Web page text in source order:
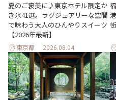
夏のご褒美に♪東京ホテル限定か
き氷41選。ラグジュアリーな空間
で味わう大人のひんやりスイーツ
【2026年最新】
東京都 2026.08.04